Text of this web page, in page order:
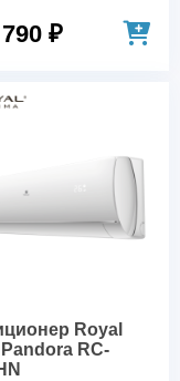
₽
Royal
RC-